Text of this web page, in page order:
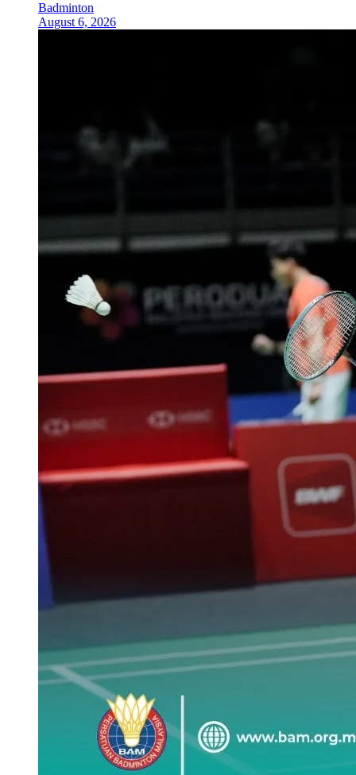
Badminton
August 6, 2026